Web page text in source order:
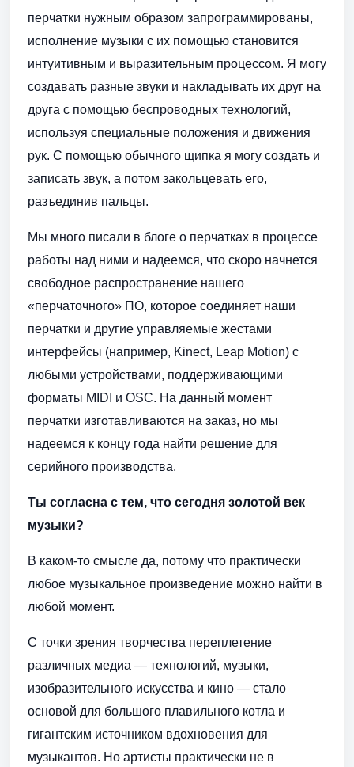
перчатки нужным образом запрограммированы,
исполнение музыки с их помощью становится
интуитивным и выразительным процессом. Я могу
создавать разные звуки и накладывать их друг на
друга с помощью беспроводных технологий,
используя специальные положения и движения
рук. С помощью обычного щипка я могу создать и
записать звук, а потом закольцевать его,
разъединив пальцы.
Мы много писали в блоге о перчатках в процессе
работы над ними и надеемся, что скоро начнется
свободное распространение нашего
«перчаточного» ПО, которое соединяет наши
перчатки и другие управляемые жестами
интерфейсы (например, Kinect, Leap Motion) с
любыми устройствами, поддерживающими
форматы MIDI и OSC. На данный момент
перчатки изготавливаются на заказ, но мы
надеемся к концу года найти решение для
серийного производства.
Ты согласна с тем, что сегодня золотой век
музыки?
В каком-то смысле да, потому что практически
любое музыкальное произведение можно найти в
любой момент.
С точки зрения творчества переплетение
различных медиа — технологий, музыки,
изобразительного искусства и кино — стало
основой для большого плавильного котла и
гигантским источником вдохновения для
музыкантов. Но артисты практически не в